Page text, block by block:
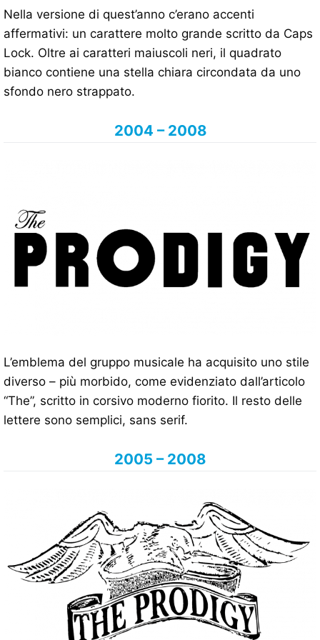
Nella versione di quest’anno c’erano accenti
affermativi: un carattere molto grande scritto da Caps
Lock. Oltre ai caratteri maiuscoli neri, il quadrato
bianco contiene una stella chiara circondata da uno
sfondo nero strappato.
2004 – 2008
L’emblema del gruppo musicale ha acquisito uno stile
diverso – più morbido, come evidenziato dall’articolo
“The”, scritto in corsivo moderno fiorito. Il resto delle
lettere sono semplici, sans serif.
2005 – 2008